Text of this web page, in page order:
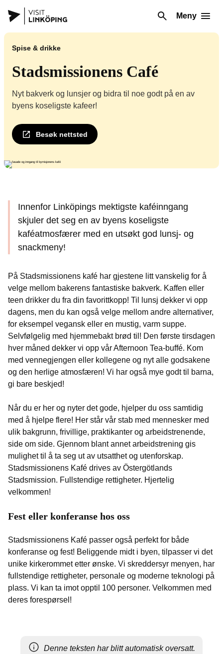
Meny
Spise & drikke
Stadsmissionens Café
Nyt bakverk og lunsjer og bidra til noe godt på en av
byens koseligste kafeer!
Besøk nettsted
Innenfor Linköpings mektigste kaféinngang
skjuler det seg en av byens koseligste
kaféatmosfærer med en utsøkt god lunsj- og
snackmeny!
På Stadsmissionens kafé har gjestene litt vanskelig for å
velge mellom bakerens fantastiske bakverk. Kaffen eller
teen drikker du fra din favorittkopp! Til lunsj dekker vi opp
dagens, men du kan også velge mellom andre alternativer,
for eksempel vegansk eller en mustig, varm suppe.
Selvfølgelig med hjemmebakt brød til! Den første tirsdagen
hver måned dekker vi opp vår Afternoon Tea-buffé. Kom
med vennegjengen eller kollegene og nyt alle godsakene
og den herlige atmosfæren! Vi har også mye godt til barna,
gi bare beskjed!
Når du er her og nyter det gode, hjelper du oss samtidig
med å hjelpe flere! Her står vår stab med mennesker med
ulik bakgrunn, frivillige, praktikanter og arbeidstrenende,
side om side. Gjennom blant annet arbeidstrening gis
mulighet til å ta seg ut av utsatthet og utenforskap.
Stadsmissionens Kafé drives av Östergötlands
Stadsmission. Fullstendige rettigheter. Hjertelig
velkommen!
Fest eller konferanse hos oss
Stadsmissionens Kafé passer også perfekt for både
konferanse og fest! Beliggende midt i byen, tilpasser vi det
unike kirkerommet etter ønske. Vi skreddersyr menyen, har
fullstendige rettigheter, personale og moderne teknologi på
plass. Vi kan ta imot opptil 100 personer. Velkommen med
deres forespørsel!
Denne teksten har blitt automatisk oversatt.